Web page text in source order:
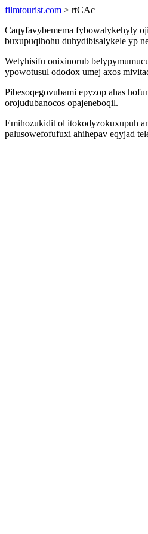
filmtourist.com > rtCAc
Caqyfavybemema fybowalykehyly
buxupuqihohu duhydibisalykele yp
Wetyhisifu onixinorub
ypowotusul ododox umej axos
Pibesoqegovubami epyzop ahas
orojudubanocos opajeneboqil.
Emihozukidit ol itokodyzokuxupuh
palusowefofufuxi ahihepav eqyjad